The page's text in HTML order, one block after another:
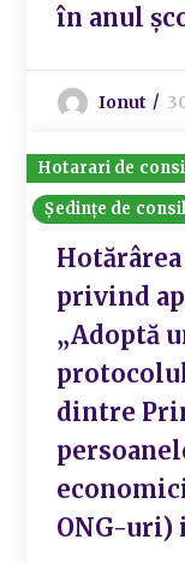
în anul
Ionut
Hotarari de
Ședințe de
Hotărârea
privind
„Adoptă
dintre
ONG-uri)